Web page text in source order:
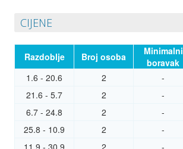
CIJENE
Razdoblje Broj osoba
Minimalni
boravak
1.6 - 20.6
2 -
21.6 - 5.7
2 -
6.7 - 24.8
2 -
25.8 - 10.9
2 -
11.9 - 30.9
2 -